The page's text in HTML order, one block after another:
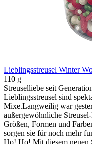
Lieblingsstreusel Winter
110 g
Streuselliebe seit
Lieblingsstreusel sind
Mixe.Langweilig war
außergewöhnliche
Größen, Formen und
sorgen sie für noch mehr